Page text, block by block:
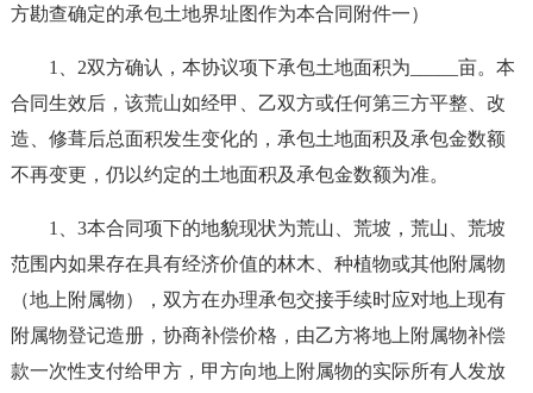
方勘查确定的承包土地界址图作为本合同附件一）
1、2双方确认，本协议项下承包土地面积为_____亩。本
合同生效后，该荒山如经甲、乙双方或任何第三方平整、改
造、修葺后总面积发生变化的，承包土地面积及承包金数额
不再变更，仍以约定的土地面积及承包金数额为准。
1、3本合同项下的地貌现状为荒山、荒坡，荒山、荒坡
范围内如果存在具有经济价值的林木、种植物或其他附属物
（地上附属物），双方在办理承包交接手续时应对地上现有
附属物登记造册，协商补偿价格，由乙方将地上附属物补偿
款一次性支付给甲方，甲方向地上附属物的实际所有人发放